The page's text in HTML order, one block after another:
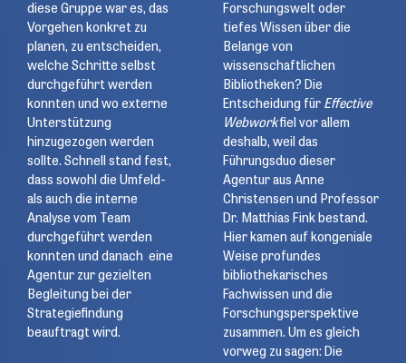
diese Gruppe war es, das
Vorgehen konkret zu
planen, zu entscheiden,
welche Schritte selbst
durchgeführt werden
konnten und wo externe
Unterstützung
hinzugezogen werden
sollte. Schnell stand fest,
dass sowohl die Umfeld-
als auch die interne
Analyse vom Team
durchgeführt werden
konnten und danach eine
Agentur zur gezielten
Begleitung bei der
Strategiefindung
beauftragt wird.
Forschungswelt oder
tiefes Wissen über die
Belange von
wissenschaftlichen
Bibliotheken? Die
Entscheidung für Effective
Webworkfiel vor allem
deshalb, weil das
Führungsduo dieser
Agentur aus Anne
Christensen und Professor
Dr. Matthias Fink bestand.
Hier kamen auf kongeniale
Weise profundes
bibliothekarisches
Fachwissen und die
Forschungsperspektive
zusammen. Um es gleich
vorweg zu sagen: Die